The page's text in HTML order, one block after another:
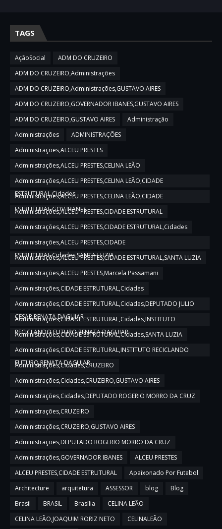
TAGS
AçãoSocial
ADM DO CRUZEIRO
ADM DO CRUZEIRO,Administrações
ADM DO CRUZEIRO,Administrações,GUSTAVO AIRES
ADM DO CRUZEIRO,GOVERNADOR IBANES,GUSTAVO AIRES
ADM DO CRUZEIRO,GUSTAVO AIRES
Administração
Administrações
ADMINISTRAÇÕES
Administrações,ALCEU PRESTES
Administrações,ALCEU PRESTES,CELINA LEÃO
Administrações,ALCEU PRESTES,CELINA LEÃO,CIDADE
ESTRUTURAL,Cidades
Administrações,ALCEU PRESTES,CELINA LEÃO,CIDADE
ESTRUTURAL,GOV IBANES
Administrações,ALCEU PRESTES,CIDADE ESTRUTURAL
Administrações,ALCEU PRESTES,CIDADE ESTRUTURAL,Cidades
Administrações,ALCEU PRESTES,CIDADE
ESTRUTURAL,Cidades,SANTA LUZIA
Administrações,ALCEU PRESTES,CIDADE ESTRUTURAL,SANTA LUZIA
Administrações,ALCEU PRESTES,Marcela Passamani
Administrações,CIDADE ESTRUTURAL,Cidades
Administrações,CIDADE ESTRUTURAL,Cidades,DEPUTADO JULIO
CESAR,RENATA DAGUIAR
Administrações,CIDADE ESTRUTURAL,Cidades,INSTITUTO
RECICLANDO FUTURO,RENATA DAGUIAR
Administrações,CIDADE ESTRUTURAL,Cidades,SANTA LUZIA
Administrações,CIDADE ESTRUTURAL,INSTITUTO RECICLANDO
FUTURO,RENATA DAGUIAR
Administrações,Cidades,CRUZEIRO
Administrações,Cidades,CRUZEIRO,GUSTAVO AIRES
Administrações,Cidades,DEPUTADO ROGERIO MORRO DA CRUZ
Administrações,CRUZEIRO
Administrações,CRUZEIRO,GUSTAVO AIRES
Administrações,DEPUTADO ROGERIO MORRO DA CRUZ
Administrações,GOVERNADOR IBANES
ALCEU PRESTES
ALCEU PRESTES,CIDADE ESTRUTURAL
Apaixonado Por Futebol
Architecture
arquitetura ASSESSOR blog
Blog
Brasil
BRASIL Brasília
CELINA LEÃO
CELINA LEÃO,JOAQUIM RORIZ NETO
CELINALEÃO